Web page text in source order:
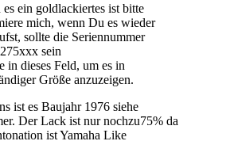
es ein goldlackiertes ist bitte
mich, wenn Du es wieder
sollte die Seriennummer
sein
in dieses Feld, um es in
Größe anzuzeigen.
ist es Baujahr 1976 siehe
Der Lack ist nur nochzu75% da
ist Yamaha Like